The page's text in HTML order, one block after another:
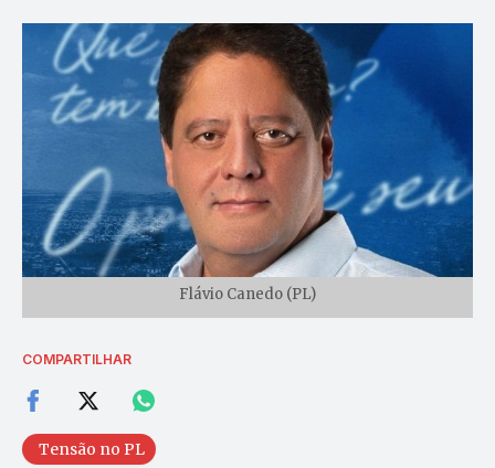
Flávio Canedo (PL)
COMPARTILHAR
Tensão no PL